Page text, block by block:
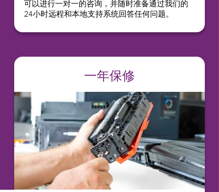
可以进行一对一的咨询，并随时准备通过我们的
24小时远程和本地支持系统回答任何问题。
一年保修